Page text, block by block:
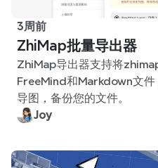
3周前
ZhiMap批量导出器
ZhiMap导出器支持将
FreeMind和Markdown文
导图，备份您的文件。
Joy